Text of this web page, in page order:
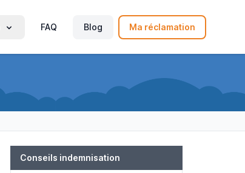
FAQ Blog Ma réclamation
Conseils indemnisation